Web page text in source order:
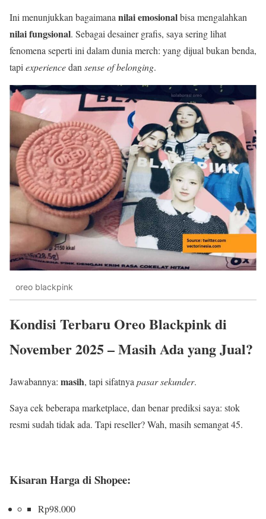
Ini menunjukkan bagaimana nilai emosionalbisa mengalahkan
nilai fungsional. Sebagai desainer grafis, saya sering lihat
fenomena seperti ini dalam dunia merch: yang dijual bukan benda,
tapi experiencedan sense of belonging.
oreo blackpink
Kondisi Terbaru Oreo Blackpink di
November 2025 – Masih Ada yang Jual?
Jawabannya: masih, tapi sifatnyapasar sekunder.
Saya cek beberapa marketplace, dan benar prediksi saya: stok
resmi sudah tidak ada. Tapi reseller? Wah, masih semangat 45.
Kisaran Harga di Shopee:
Rp98.000